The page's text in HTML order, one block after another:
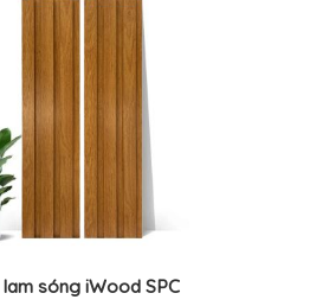
sóng iWood SPC